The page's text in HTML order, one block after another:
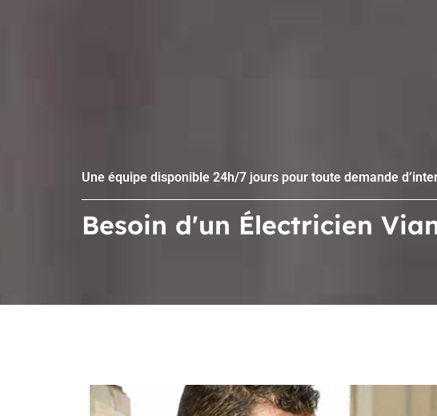
Une équipe disponible 24h/7 jours pour toute demande
Besoin d'un Électricien